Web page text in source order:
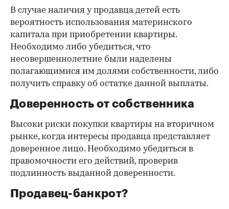
В случае наличия у продавца детей есть
вероятность использования материнского
капитала при приобретении квартиры.
Необходимо либо убедиться, что
несовершеннолетние были наделены
полагающимися им долями собственности, либо
получить справку об остатке данной выплаты.
Доверенность от собственника
Высоки риски покупки квартиры на вторичном
рынке, когда интересы продавца представляет
доверенное лицо. Необходимо убедиться в
правомочности его действий, проверив
подлинность выданной доверенности.
Продавец-банкрот?